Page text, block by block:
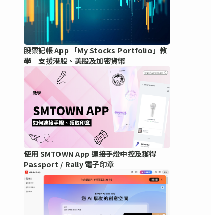
股票記帳 App 「My Stocks Portfolio」教
學 支援港股、美股及加密貨幣
使用 SMTOWN App 連接手燈中控及獲得
Passport / Rally 電子印章